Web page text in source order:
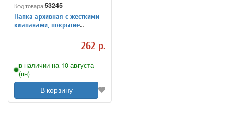
Код товара:53245
Папка архивная с жесткими
клапанами, покрытие
ширина корешка 30 мм262 р.
в наличии на 10 августа
(пн)
В корзину